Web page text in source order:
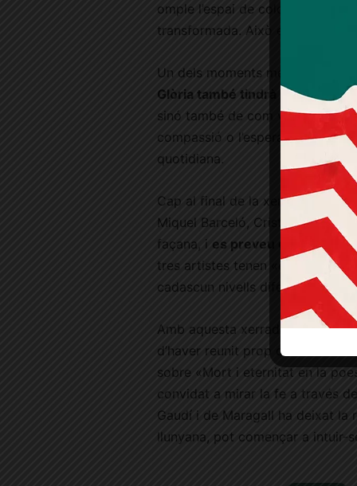
omple l’espai de colors. «La
transformada. Això ens ajuda a
Un dels moments més
Glòria també tindrà una
sinó també de com viure aquí i
compassió o l’esperança, en
quotidiana.
Cap al final de la xerrada,
Miquel Barceló, Cristina Iglesias
façana, i es preveu que durant
tres artistes tenen «estils
cadascun nivells diferents de la
Amb aquesta xerrada, el cicle
d’haver reunit prop de 250
sobre «Mort i eternitat en la
convidat a mirar la fe a través
Gaudí i de Maragall ha deixat la
llunyana, pot començar a intuir-